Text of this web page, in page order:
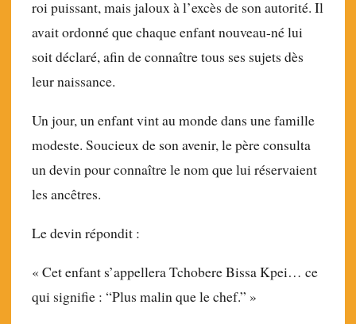
roi puissant, mais jaloux à l’excès de son autorité. Il
avait ordonné que chaque enfant nouveau-né lui
soit déclaré, afin de connaître tous ses sujets dès
leur naissance.
Un jour, un enfant vint au monde dans une famille
modeste. Soucieux de son avenir, le père consulta
un devin pour connaître le nom que lui réservaient
les ancêtres.
Le devin répondit :
« Cet enfant s’appellera Tchobere Bissa Kpei… ce
qui signifie : “Plus malin que le chef.” »